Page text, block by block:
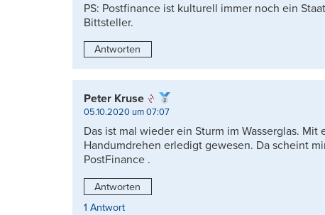
PS: Postfinance ist kulturell immer noch ein
Bittsteller.
Antworten
Peter Kruse
05.10.2020 um 07:07
Das ist mal wieder ein Sturm im Wasserglas.
Handumdrehen erledigt gewesen. Da scheint
PostFinance .
Antworten
1 Antwort